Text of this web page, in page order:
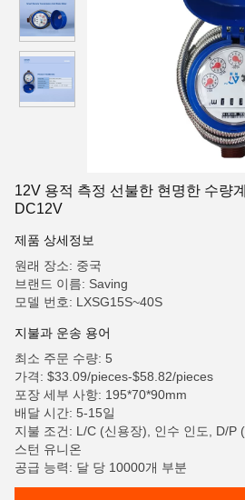
12V 용적 측정 선불한 현명한 수량
DC12V
제품 상세정보
원래 장소: 중국
브랜드 이름: Saving
모델 번호: LXSG15S~40S
지불과 운송 용어
최소 주문 수량: 5
가격: $33.09/pieces-$58.82/pieces
포장 세부 사항: 195*70*90mm
배달 시간: 5-15일
지불 조건: L/C (신용장), 인수 인도, D/P
스턴 유니온
공급 능력: 달 당 10000개 부분